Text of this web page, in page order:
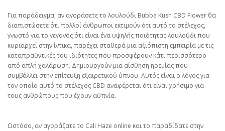
Για παράδειγμα, αν αγοράσετε το λουλούδι Bubba Kush CBD Flower θα
διαπιστώσετε ότι πολλοί άνθρωποι εκτιμούν ότι αυτό το στέλεχος,
γνωστό για το γεγονός ότι είναι ένα υψηλής ποιότητας λουλούδι που
κυριαρχεί στην ίντικα, παρέχει σταθερά μια αξιόπιστη εμπειρία με τις
καταπραϋντικές του ιδιότητες που προσφέρουν κάτι περισσότερο
από απλή χαλάρωση. Δημιουργούν μια αίσθηση ηρεμίας που
συμβάλλει στην επίτευξη εξαιρετικού ύπνου. Αυτός είναι ο λόγος για
τον οποίο αυτό το στέλεχος CBD αναφέρεται ότι είναι χρήσιμο για
τους ανθρώπους που έχουν αϋπνία.
Ωστόσο, αν αγοράζατε το Cali Haze online και το παραδίδατε στην